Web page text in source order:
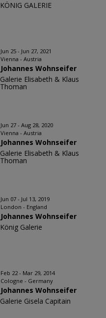
KÖNIG GALERIE
Jun 25 - Jun 27, 2021
Vienna - Austria
Johannes Wohnseifer
Galerie Elisabeth & Klaus
Thoman
Jun 27 - Aug 28, 2020
Vienna - Austria
Johannes Wohnseifer
Galerie Elisabeth & Klaus
Thoman
Jun 07 - Jul 13, 2019
London - England
Johannes Wohnseifer
König Galerie
Feb 22 - Mar 29, 2014
Cologne - Germany
Johannes Wohnseifer
Galerie Gisela Capitain